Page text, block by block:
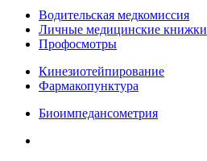
Водительская медкомиссия
Личные медицинские книжки
Профосмотры
Кинезиотейпирование
Фармакопунктура
Биоимпедансометрия